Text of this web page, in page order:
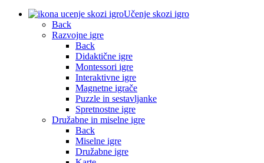
Učenje skozi igro
Back
Razvojne igre
Back
Didaktične igre
Montessori igre
Interaktivne igre
Magnetne igrače
Puzzle in sestavljanke
Spretnostne igre
Družabne in miselne igre
Back
Miselne igre
Družabne igre